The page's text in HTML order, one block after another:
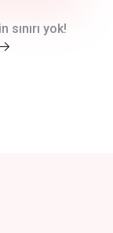
yok!